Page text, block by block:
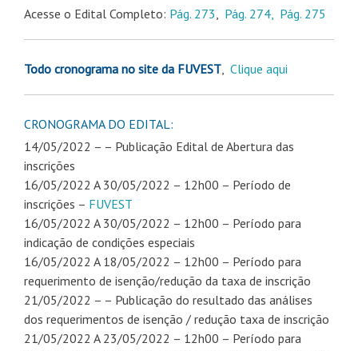
Acesse o Edital Completo: Pág. 273, Pág. 274, Pág. 275
Todo cronograma no site da FUVEST, Clique aqui
CRONOGRAMA DO EDITAL:
14/05/2022 – – Publicação Edital de Abertura das
inscrições
16/05/2022 A 30/05/2022 – 12h00 – Período de
inscrições – FUVEST
16/05/2022 A 30/05/2022 – 12h00 – Período para
indicação de condições especiais
16/05/2022 A 18/05/2022 – 12h00 – Período para
requerimento de isenção/redução da taxa de inscrição
21/05/2022 – – Publicação do resultado das análises
dos requerimentos de isenção / redução taxa de inscrição
21/05/2022 A 23/05/2022 – 12h00 – Período para